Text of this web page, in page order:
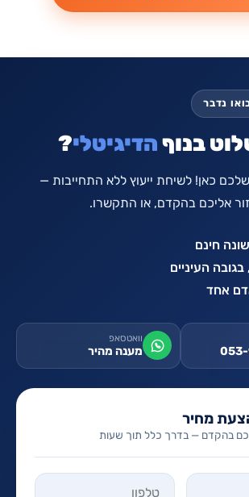
נדבר
בנוףהדיגיטלי?
כאן! לשיחת ייעוץ ללא התחייבות —
אליכם בהקדם, או התקשרו.
חינם
העיניים
אחד
וואטסאפ
מענה מהיר
מחיר
בהקדם — בדרך כלל תוך שעות